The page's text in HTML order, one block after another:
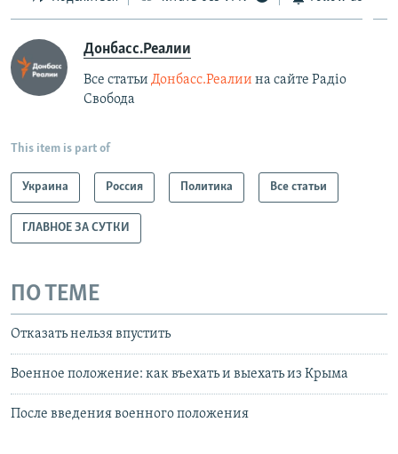
Донбасс.Реалии
Все статьи Донбасс.Реалии на сайте Радіо
Свобода
This item is part of
Украина Россия Политика Все статьи
ГЛАВНОЕ ЗА СУТКИ
ПО ТЕМЕ
Отказать нельзя впустить
Военное положение: как въехать и выехать из Крыма
После введения военного положения